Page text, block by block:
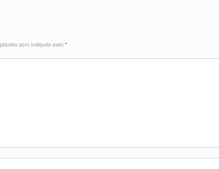
sont indiqués avec *